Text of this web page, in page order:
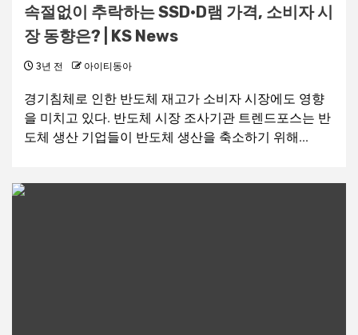
속절없이 추락하는 SSD·D램 가격, 소비자 시
장 동향은? | KS News
3년 전 아이티동아
경기침체로 인한 반도체 재고가 소비자 시장에도 영향
을 미치고 있다. 반도체 시장 조사기관 트렌드포스는 반
도체 생산 기업들이 반도체 생산을 축소하기 위해...